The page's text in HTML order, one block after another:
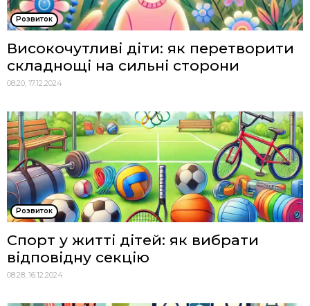
Розвиток
Високочутливі діти: як перетворити
складнощі на сильні сторони
08:20, 17.12.2024
Розвиток
Спорт у житті дітей: як вибрати
відповідну секцію
08:28, 16.12.2024